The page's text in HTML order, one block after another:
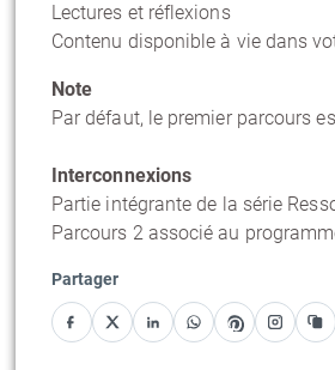
Lectures et réflexions
Contenu disponible à vie dans
Note
Par défaut, le premier parcours
Interconnexions
Partie intégrante de la série
Parcours 2 associé au
Partager
Facebook
X LinkedInWhatsApp
Pinterest